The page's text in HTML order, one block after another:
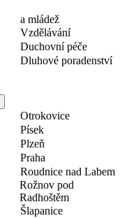
a mládež
Vzdělávání
Duchovní péče
Dluhové poradenství
Otrokovice
Písek
Plzeň
Praha
Roudnice nad Labem
Rožnov pod
Radhoštěm
Šlapanice